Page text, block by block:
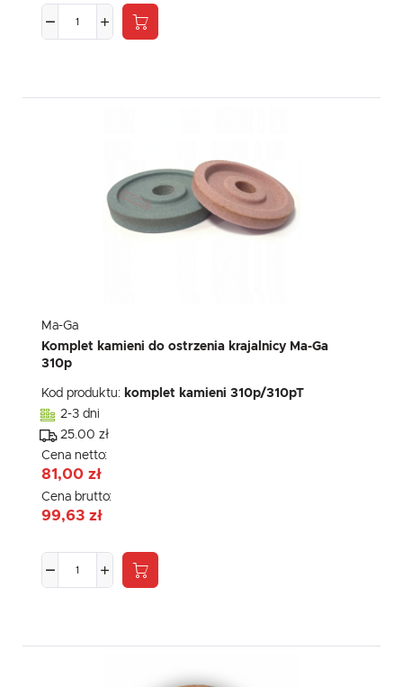
Ma-Ga
Komplet kamieni do ostrzenia krajalnicy Ma-Ga
310p
Kod produktu: komplet kamieni 310p/310pT
2-3 dni
25.00 zł
Cena netto:
81,00 zł
Cena brutto:
99,63 zł